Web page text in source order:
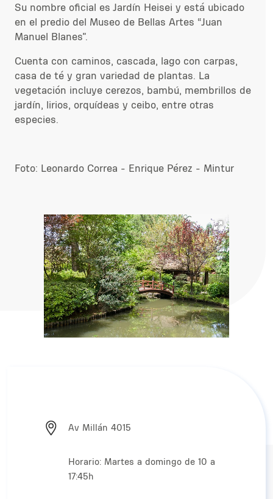
Su nombre oficial es Jardín Heisei y está ubicado
en el predio del Museo de Bellas Artes “Juan
Manuel Blanes”.
Cuenta con caminos, cascada, lago con carpas,
casa de té y gran variedad de plantas. La
vegetación incluye cerezos, bambú, membrillos de
jardín, lirios, orquídeas y ceibo, entre otras
especies.
Foto: Leonardo Correa - Enrique Pérez - Mintur
Av Millán 4015
Horario: Martes a domingo de 10 a
17:45h